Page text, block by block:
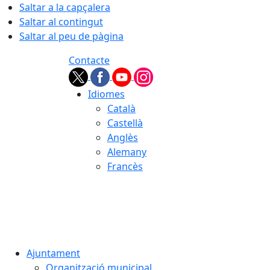
Saltar a la capçalera
Saltar al contingut
Saltar al peu de pàgina
Contacte
Idiomes
Català
Castellà
Anglès
Alemany
Francès
Ajuntament